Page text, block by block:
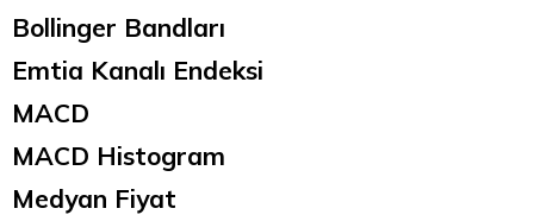
Bollinger Bandları
Emtia Kanalı Endeksi
MACD
MACD Histogram
Medyan Fiyat